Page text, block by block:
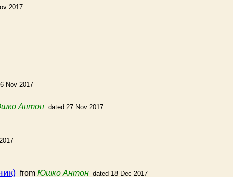
2017
Nov 2017
Антон dated 27 Nov 2017
from Юшко Антон dated 18 Dec 2017